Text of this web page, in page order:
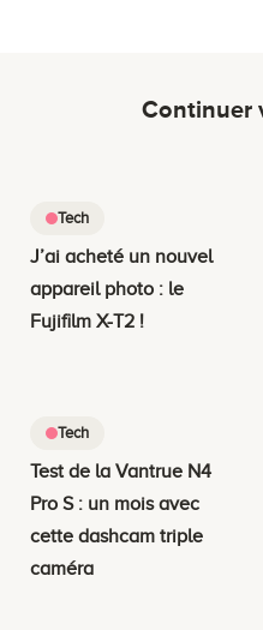
Continuer
Tech
J’ai acheté un nouvel
appareil photo : le
Fujifilm X-T2 !
Tech
Test de la Vantrue N4
Pro S : un mois avec
cette dashcam triple
caméra